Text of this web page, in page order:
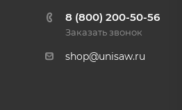
8 (800) 200-50-56
Заказать звонок
shop@unisaw.ru